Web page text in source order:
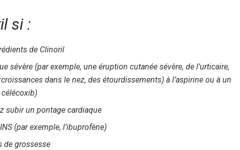
si :
de Clinoril
sévère (par exemple, une éruption cutanée sévère, de l’urticaire,
dans le nez, des étourdissements) à l’aspirine ou à un
célécoxib)
subir un pontage cardiaque
(par exemple, l’ibuprofène)
de grossesse